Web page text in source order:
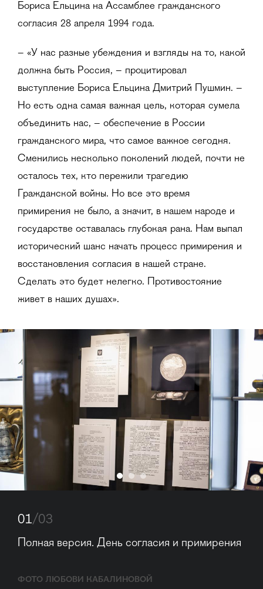
Бориса Ельцина на Ассамблее гражданского
согласия 28 апреля 1994 года.
– «У нас разные убеждения и взгляды на то, какой
должна быть Россия, – процитировал
выступление Бориса Ельцина Дмитрий Пушмин. –
Но есть одна самая важная цель, которая сумела
объединить нас, – обеспечение в России
гражданского мира, что самое важное сегодня.
Сменились несколько поколений людей, почти не
осталось тех, кто пережили трагедию
Гражданской войны. Но все это время
примирения не было, а значит, в нашем народе и
государстве оставалась глубокая рана. Нам выпал
исторический шанс начать процесс примирения и
восстановления согласия в нашей стране.
Сделать это будет нелегко. Противостояние
живет в наших душах».
01/03
Полная версия. День согласия и примирения
ФОТО ЛЮБОВИ КАБАЛИНОВОЙ